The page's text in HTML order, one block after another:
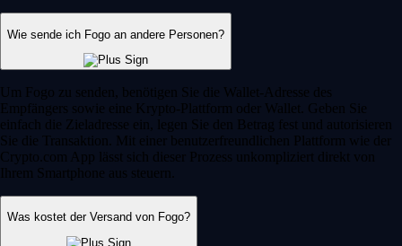
Wie sende ich Fogo an andere Personen?
Um Fogo zu senden, benötigen Sie die Wallet-Adresse des
Empfängers sowie eine Krypto-Plattform oder Wallet. Geben Sie
einfach die Zieladresse ein, legen Sie den Betrag fest und autorisieren
Sie die Transaktion. Mit einer benutzerfreundlichen Plattform wie der
Crypto.com App lässt sich dieser Prozess unkompliziert direkt von
Ihrem Smartphone aus steuern.
Was kostet der Versand von Fogo?